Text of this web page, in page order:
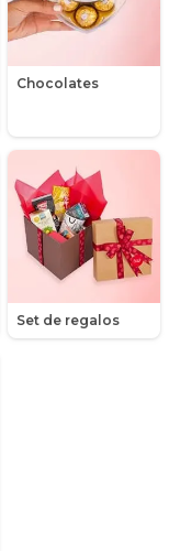
Chocolates
Set de regalos